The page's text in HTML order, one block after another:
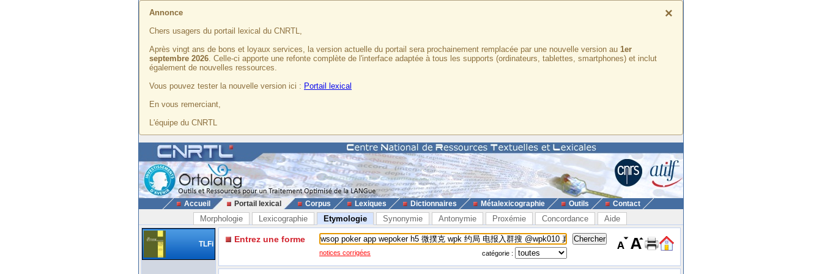
×
Annonce
Chers usagers du portail lexical du CNRTL,
Après vingt ans de bons et loyaux services, la version actuelle du portail sera prochainement remplacée par une nouvelle version au 1er
septembre 2026. Celle-ci apporte une refonte complète de l'interface adaptée à tous les supports (ordinateurs, tablettes, smartphones) et inclut
également de nouvelles ressources.
Vous pouvez tester la nouvelle version ici : Portail lexical
En vous remerciant,
L'équipe du CNRTL
Accueil Portail lexical Corpus Lexiques Dictionnaires Métalexicographie Outils Contact
Morphologie Lexicographie Etymologie Synonymie Antonymie Proxémie Concordance Aide
TLFi Entrez une forme
notices corrigées catégorie :